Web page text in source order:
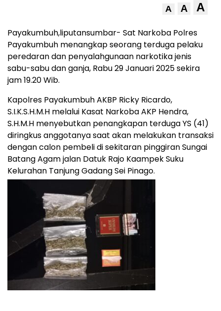
A A A
Payakumbuh,liputansumbar- Sat Narkoba Polres
Payakumbuh menangkap seorang terduga pelaku
peredaran dan penyalahgunaan narkotika jenis
sabu-sabu dan ganja, Rabu 29 Januari 2025 sekira
jam 19.20 Wib.
Kapolres Payakumbuh AKBP Ricky Ricardo,
S.I.K.S.H.M.H melalui Kasat Narkoba AKP Hendra,
S.H.M.H menyebutkan penangkapan terduga YS (41)
diringkus anggotanya saat akan melakukan transaksi
dengan calon pembeli di sekitaran pinggiran Sungai
Batang Agam jalan Datuk Rajo Kaampek Suku
Kelurahan Tanjung Gadang Sei Pinago.